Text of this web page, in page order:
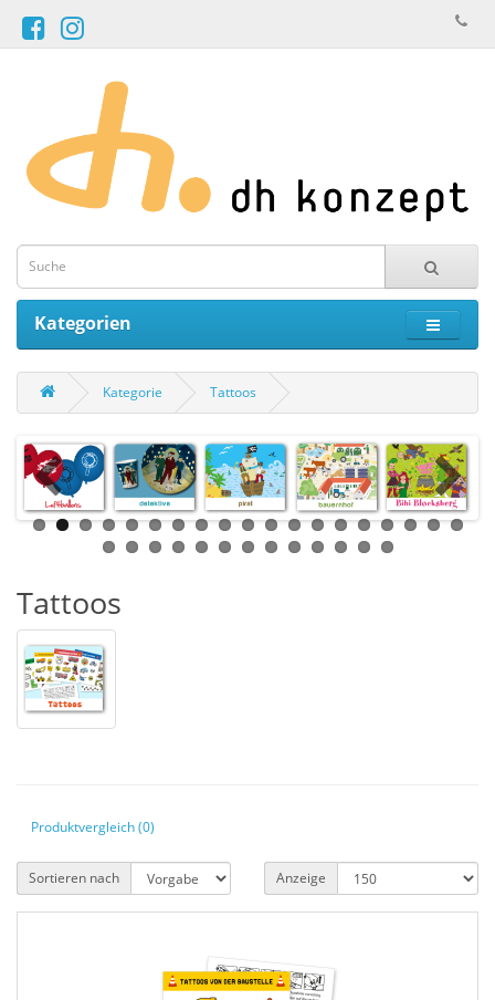
Kategorien
Kategorie Tattoos
Tattoos
Produktvergleich (0)
Sortieren nach Anzeige